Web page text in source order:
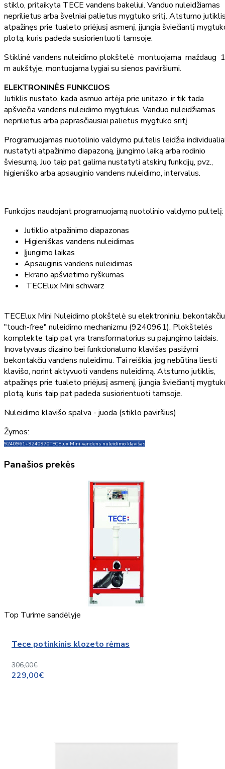
stiklo, pritaikyta TECE vandens bakeliui. Vanduo nuleidžiamas
neprilietus arba švelniai palietus mygtuko sritį. Atstumo
atpažinęs prie tualeto priėjusį asmenį, įjungia šviečiantį
plotą, kuris padeda susiorientuoti tamsoje.
Stiklinė vandens nuleidimo plokštelė montuojama maždaug 1
m aukštyje, montuojama lygiai su sienos paviršiumi.
ELEKTRONINĖS FUNKCIJOS
Jutiklis nustato, kada asmuo artėja prie unitazo, ir tik tada
apšviečia vandens nuleidimo mygtukus. Vanduo nuleidžiamas
neprilietus arba paprasčiausiai palietus mygtuko sritį.
Programuojamas nuotolinio valdymo pultelis leidžia
nustatyti atpažinimo diapazoną, įjungimo laiką arba rodinio
šviesumą. Juo taip pat galima nustatyti atskirų funkcijų, pvz.,
higieniško arba apsauginio vandens nuleidimo, intervalus.
Funkcijos naudojant programuojamą nuotolinio valdymo pultelį:
Jutiklio atpažinimo diapazonas
Higieniškas vandens nuleidimas
Įjungimo laikas
Apsauginis vandens nuleidimas
Ekrano apšvietimo ryškumas
TECElux Mini schwarz
TECElux Mini Nuleidimo plokštelė su elektroniniu, bekontakčiu
"touch-free" nuleidimo mechanizmu (9240961). Plokštelės
komplekte taip pat yra transformatorius su pajungimo laidais.
Inovatyvaus dizaino bei funkcionalumo klavišas pasižymi
bekontakčiu vandens nuleidimu. Tai reiškia, jog nebūtina liesti
klavišo, norint aktyvuoti vandens nuleidimą. Atstumo jutiklis,
atpažinęs prie tualeto priėjusį asmenį, įjungia šviečiantį
plotą, kuris taip pat padeda susiorientuoti tamsoje.
Nuleidimo klavišo spalva - juoda (stiklo paviršius)
Žymos:
9240961+9240970TECElux Mini vandens nuleidimo klavišas
Panašios prekės
Top Turime sandėlyje
Tece potinkinis klozeto rėmas
306,00€
229,00€